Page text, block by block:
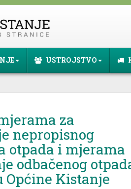
USTROJSTVO
za
nepropisnog
otpada i mjerama
odbačenog
Općine Kistanje